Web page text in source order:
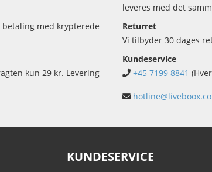
med krypterede
kun 29 kr. Levering
leveres med det
Returret
Vi tilbyder 30 dages
Kundeservice
+45 7199 8841
KUNDESERVICE